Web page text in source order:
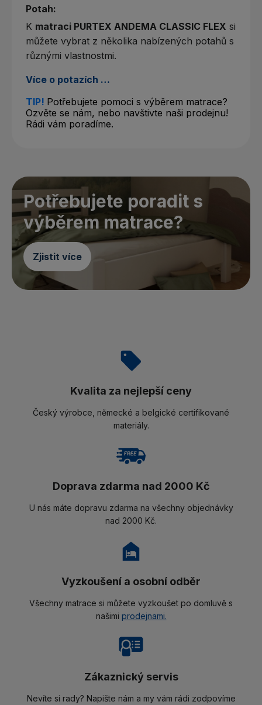
Potah:
K matraci PURTEX ANDEMA CLASSIC FLEX si
můžete vybrat z několika nabízených potahů s
různými vlastnostmi.
Více o potazích …
TIP! Potřebujete pomoci s výběrem matrace?
Ozvěte se nám, nebo navštivte naši prodejnu!
Rádi vám poradíme.
Potřebujete poradit s
výběrem matrace?
Zjistit více
Kvalita za nejlepší ceny
Český výrobce, německé a belgické certifikované
materiály.
Doprava zdarma nad 2000 Kč
U nás máte dopravu zdarma na všechny objednávky
nad 2000 Kč.
Vyzkoušení a osobní odběr
Všechny matrace si můžete vyzkoušet po domluvě s
našimi prodejnami.
Zákaznický servis
Nevíte si rady? Napište nám a my vám rádi zodpovíme